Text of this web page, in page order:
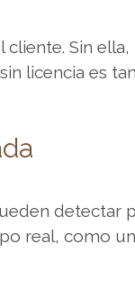
Sin
licencia es
detectar
real, como